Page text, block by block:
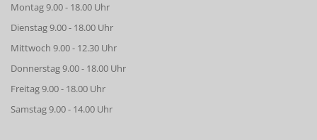
Montag 9.00 - 18.00 Uhr
Dienstag 9.00 - 18.00 Uhr
Mittwoch 9.00 - 12.30 Uhr
Donnerstag 9.00 - 18.00 Uhr
Freitag 9.00 - 18.00 Uhr
Samstag 9.00 - 14.00 Uhr